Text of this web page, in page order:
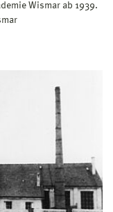
Wismar ab 1939.